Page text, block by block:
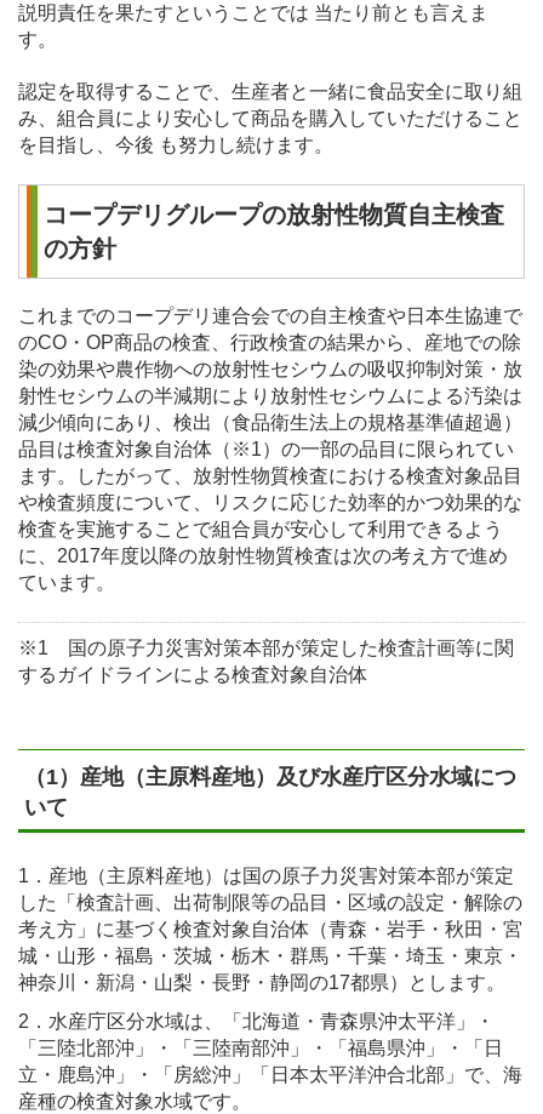
説明責任を果たすということでは 当たり前とも言えま
す。
認定を取得することで、生産者と一緒に食品安全に取り組
み、組合員により安心して商品を購入していただけること
を目指し、今後 も努力し続けます。
コープデリグループの放射性物質自主検査
の方針
これまでのコープデリ連合会での自主検査や日本生協連で
のCO・OP商品の検査、行政検査の結果から、産地での除
染の効果や農作物への放射性セシウムの吸収抑制対策・放
射性セシウムの半減期により放射性セシウムによる汚染は
減少傾向にあり、検出（食品衛生法上の規格基準値超過）
品目は検査対象自治体（※1）の一部の品目に限られてい
ます。したがって、放射性物質検査における検査対象品目
や検査頻度について、リスクに応じた効率的かつ効果的な
検査を実施することで組合員が安心して利用できるよう
に、2017年度以降の放射性物質検査は次の考え方で進め
ています。
※1 国の原子力災害対策本部が策定した検査計画等に関
するガイドラインによる検査対象自治体
（1）産地（主原料産地）及び水産庁区分水域につ
いて
1．産地（主原料産地）は国の原子力災害対策本部が策定
した「検査計画、出荷制限等の品目・区域の設定・解除の
考え方」に基づく検査対象自治体（青森・岩手・秋田・宮
城・山形・福島・茨城・栃木・群馬・千葉・埼玉・東京・
神奈川・新潟・山梨・長野・静岡の17都県）とします。
2．水産庁区分水域は、「北海道・青森県沖太平洋」・
「三陸北部沖」・「三陸南部沖」・「福島県沖」・「日
立・鹿島沖」・「房総沖」「日本太平洋沖合北部」で、海
産種の検査対象水域です。